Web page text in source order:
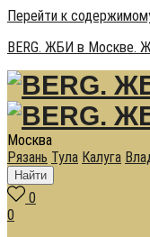
Перейти к
BERG. ЖБИ в Москве.
Москва
Рязань Тула Калуга
Найти
0
0